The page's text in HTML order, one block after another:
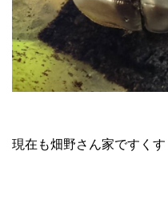
現在も畑野さん家ですくす